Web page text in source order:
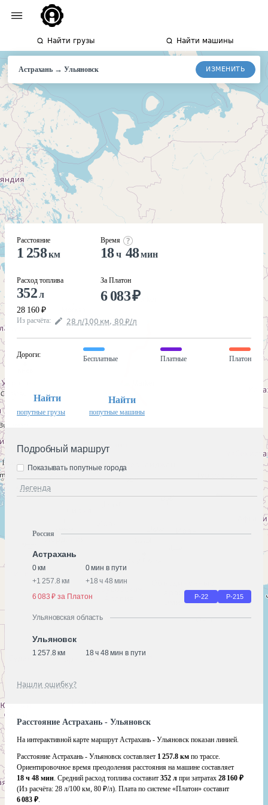
Найти грузы Найти машины
Астрахань → Ульяновск ИЗМЕНИТЬ
Расстояние
1 258км
Расход топлива
352л
28 160 ₽
Время
18ч 48мин
За Платон
6 083₽
Из расчёта: 28 л/100 км, 80 ₽/л
Дороги:
Бесплатные Платные Платон
Найти
попутные грузы
Найти
попутные машины
Подробный маршрут
Легенда
Показывать попутные города
Россия
Астрахань
0 км
0 мин в пути
+1 257.8 км +18 ч 48 мин
6 083 ₽ за Платон
Р-22 Р-215
Ульяновская область
Ульяновск
1 257.8 км 18 ч 48 мин в пути
Нашли ошибку?
Расстояние Астрахань - Ульяновск
На интерактивной карте маршрут Астрахань - Ульяновск показан линией.
Расстояние Астрахань - Ульяновск составляет 1 257.8 км по трассе.
Ориентировочное время преодоления расстояния на машине составляет
18 ч 48 мин. Средний расход топлива составит 352 л при затратах 28 160 ₽
(Из расчёта: 28 л/100 км, 80 ₽/л). Плата по системе «Платон» составит
6 083 ₽.